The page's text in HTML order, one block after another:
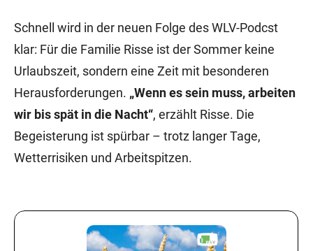
Schnell wird in der neuen Folge des WLV-Podcst
klar: Für die Familie Risse ist der Sommer keine
Urlaubszeit, sondern eine Zeit mit besonderen
Herausforderungen. „Wenn es sein muss, arbeiten
wir bis spät in die Nacht“, erzählt Risse. Die
Begeisterung ist spürbar – trotz langer Tage,
Wetterrisiken und Arbeitspitzen.